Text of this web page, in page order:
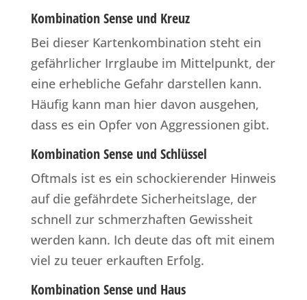
Kombination Sense und Kreuz
Bei dieser Kartenkombination steht ein
gefährlicher Irrglaube im Mittelpunkt, der
eine erhebliche Gefahr darstellen kann.
Häufig kann man hier davon ausgehen,
dass es ein Opfer von Aggressionen gibt.
Kombination Sense und Schlüssel
Oftmals ist es ein schockierender Hinweis
auf die gefährdete Sicherheitslage, der
schnell zur schmerzhaften Gewissheit
werden kann. Ich deute das oft mit einem
viel zu teuer erkauften Erfolg.
Kombination Sense und Haus